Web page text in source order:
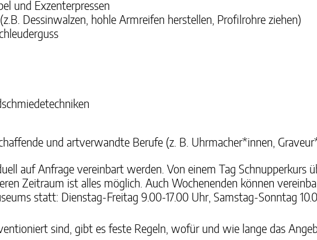
und Exzenterpressen
Dessinwalzen, hohle Armreifen herstellen, Profilrohre ziehen)
und artverwandte Berufe (z. B. Uhrmacher*innen,
auf Anfrage vereinbart werden. Von einem Tag Schnupperkurs
Zeitraum ist alles möglich. Auch Wochenenden können
statt: Dienstag-Freitag 9.00-17.00 Uhr, Samstag-Sonntag
sind, gibt es feste Regeln, wofür und wie lange das